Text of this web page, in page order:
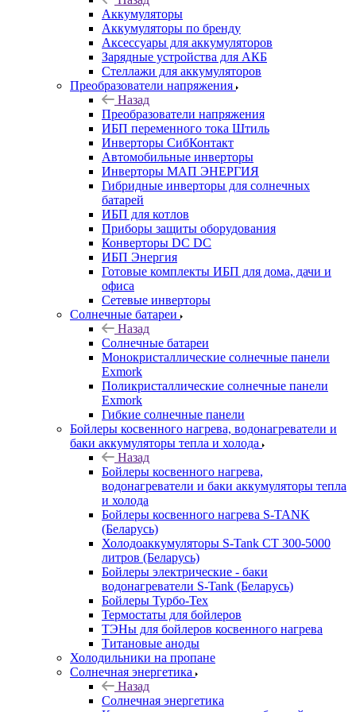
Аккумуляторы
Аккумуляторы по бренду
Аксессуары для аккумуляторов
Зарядные устройства для АКБ
Стеллажи для аккумуляторов
Преобразователи напряжения
Назад
Преобразователи напряжения
ИБП переменного тока Штиль
Инверторы СибКонтакт
Автомобильные инверторы
Инверторы МАП ЭНЕРГИЯ
Гибридные инверторы для солнечных
батарей
ИБП для котлов
Приборы защиты оборудования
Конверторы DC DC
ИБП Энергия
Готовые комплекты ИБП для дома, дачи и
офиса
Сетевые инверторы
Солнечные батареи
Назад
Солнечные батареи
Монокристаллические солнечные панели
Exmork
Поликристаллические солнечные панели
Exmork
Гибкие солнечные панели
Бойлеры косвенного нагрева, водонагреватели и
баки аккумуляторы тепла и холода
Назад
Бойлеры косвенного нагрева,
водонагреватели и баки аккумуляторы тепла
и холода
Бойлеры косвенного нагрева S-TANK
(Беларусь)
Холодоаккумуляторы S-Tank СТ 300-5000
литров (Беларусь)
Бойлеры электрические - баки
водонагреватели S-Tank (Беларусь)
Бойлеры Турбо-Тех
Термостаты для бойлеров
ТЭНы для бойлеров косвенного нагрева
Титановые аноды
Холодильники на пропане
Солнечная энергетика
Назад
Солнечная энергетика